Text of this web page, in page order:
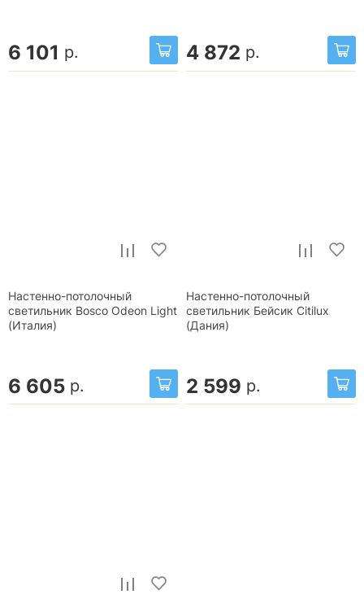
6 101 р. 4 872 р.
Настенно-потолочный
светильник Bosco Odeon Light
(Италия)
6 605 р.
Настенно-потолочный
светильник Бейсик Citilux
(Дания)
2 599 р.